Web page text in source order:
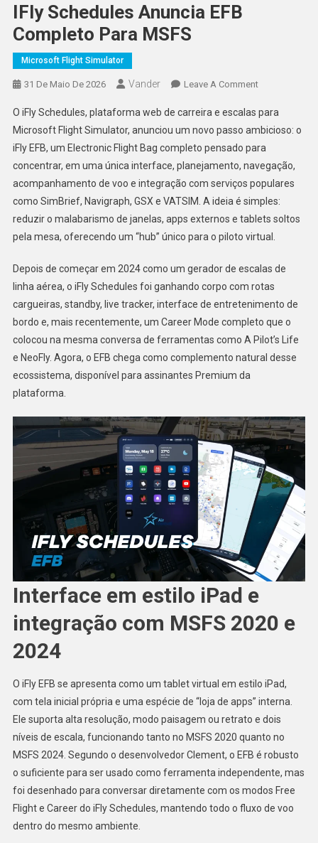
IFly Schedules Anuncia EFB
Completo Para MSFS
Microsoft Flight Simulator
31 De Maio De 2026 Vander Leave A CommentOn
Schedules
Anuncia
EFB
Completo
Para
MSFS
O iFly Schedules, plataforma web de carreira e escalas para
Microsoft Flight Simulator, anunciou um novo passo ambicioso: o
iFly EFB, um Electronic Flight Bag completo pensado para
concentrar, em uma única interface, planejamento, navegação,
acompanhamento de voo e integração com serviços populares
como SimBrief, Navigraph, GSX e VATSIM. A ideia é simples:
reduzir o malabarismo de janelas, apps externos e tablets soltos
pela mesa, oferecendo um “hub” único para o piloto virtual.
Depois de começar em 2024 como um gerador de escalas de
linha aérea, o iFly Schedules foi ganhando corpo com rotas
cargueiras, standby, live tracker, interface de entretenimento de
bordo e, mais recentemente, um Career Mode completo que o
colocou na mesma conversa de ferramentas como A Pilot’s Life
e NeoFly. Agora, o EFB chega como complemento natural desse
ecossistema, disponível para assinantes Premium da
plataforma.
Interface em estilo iPad e
integração com MSFS 2020 e
2024
O iFly EFB se apresenta como um tablet virtual em estilo iPad,
com tela inicial própria e uma espécie de “loja de apps” interna.
Ele suporta alta resolução, modo paisagem ou retrato e dois
níveis de escala, funcionando tanto no MSFS 2020 quanto no
MSFS 2024. Segundo o desenvolvedor Clement, o EFB é robusto
o suficiente para ser usado como ferramenta independente, mas
foi desenhado para conversar diretamente com os modos Free
Flight e Career do iFly Schedules, mantendo todo o fluxo de voo
dentro do mesmo ambiente.